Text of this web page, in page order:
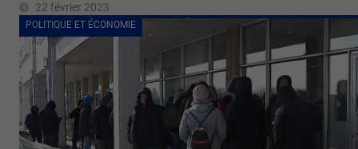
22 février 2023
POLITIQUE ET ÉCONOMIE